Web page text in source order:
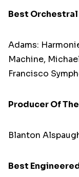
Best
Adams:
Machine,
Francisco
Producer Of
Blanton
Best